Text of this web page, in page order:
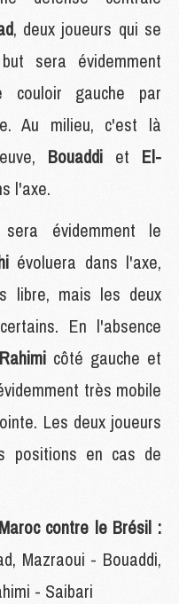
, deux joueurs qui se
sera évidemment
gauche par
Au milieu, c'est là
Bouaddi et El-
l'axe.
sera évidemment le
évoluera dans l'axe,
libre, mais les deux
En l'absence
Rahimi côté gauche et
très mobile
Les deux joueurs
positions en cas de
contre le Brésil :
Mazraoui - Bouaddi,
- Saibari